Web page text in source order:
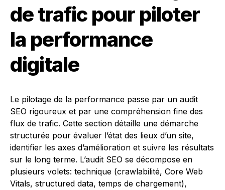
de trafic pour piloter
la performance
digitale
Le pilotage de la performance passe par un audit
SEO rigoureux et par une compréhension fine des
flux de trafic. Cette section détaille une démarche
structurée pour évaluer l’état des lieux d’un site,
identifier les axes d’amélioration et suivre les résultats
sur le long terme. L’audit SEO se décompose en
plusieurs volets: technique (crawlabilité, Core Web
Vitals, structured data, temps de chargement),